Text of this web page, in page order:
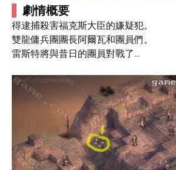
劇情概要
得逮捕殺害福克斯大臣的嫌疑犯。
雙龍傭兵團團長阿爾瓦和團員們。
雷斯特將與昔日的團員對戰了...